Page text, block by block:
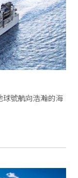
號航向浩瀚的海